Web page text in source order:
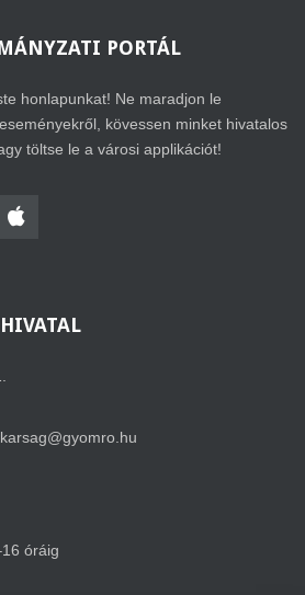
PORTÁL
honlapunkat! Ne maradjon le
kövessen minket hivatalos
töltse le a városi applikációt!
óráig